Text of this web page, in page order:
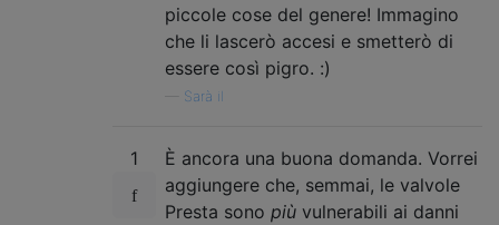
piccole cose del genere! Immagino
che li lascerò accesi e smetterò di
essere così pigro. :)
Sarà il
1
È ancora una buona domanda. Vorrei
aggiungere che, semmai, le valvole
Presta sono più vulnerabili ai danni